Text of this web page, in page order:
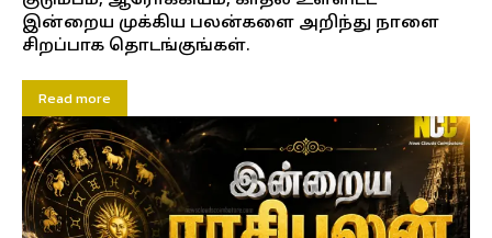
இன்றைய முக்கிய பலன்களை அறிந்து நாளை
சிறப்பாக தொடங்குங்கள்.
Read more